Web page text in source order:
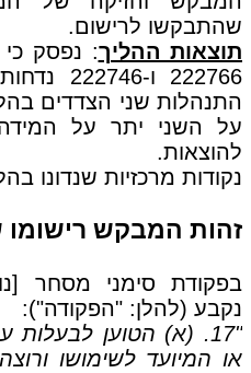
שהתבקשו לרישום.
תוצאות ההליך: נפסק
222766
התנהלות שני הצדדים
על השני יתר על
להוצאות.
נקודות מרכזיות שנדונו
זהות המבקש
נקבע (להלן: "הפקודה"):
"17. (א) הטוען
או המיועד לשימושו